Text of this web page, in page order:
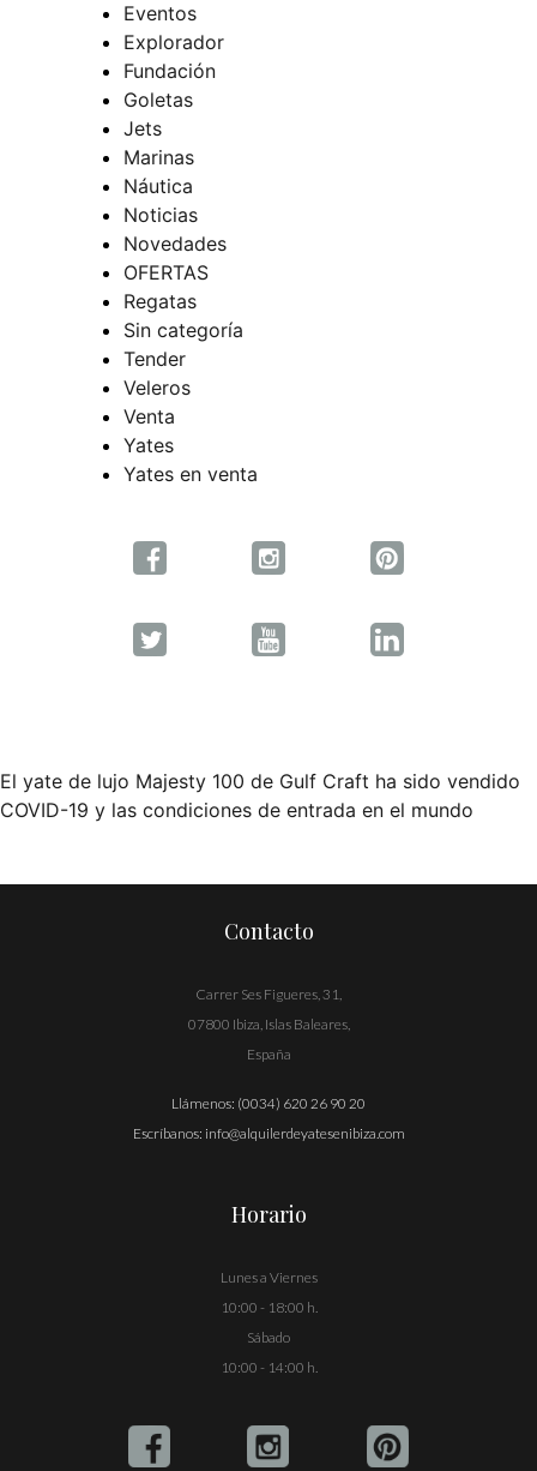
Eventos
Explorador
Fundación
Goletas
Jets
Marinas
Náutica
Noticias
Novedades
OFERTAS
Regatas
Sin categoría
Tender
Veleros
Venta
Yates
Yates en venta
Navegación
entradas
El yate de lujo Majesty 100 de Gulf Craft ha sido vendido
COVID-19 y las condiciones de entrada en el mundo
Contacto
Carrer Ses Figueres, 31,
07800 Ibiza, Islas Baleares,
España
Llámenos: (0034) 620 26 90 20
Escríbanos: info@alquilerdeyatesenibiza.com
Horario
Lunes a Viernes
10:00 - 18:00 h.
Sábado
10:00 - 14:00 h.